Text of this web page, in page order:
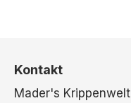
Kontakt
Mader's Krippenwelt